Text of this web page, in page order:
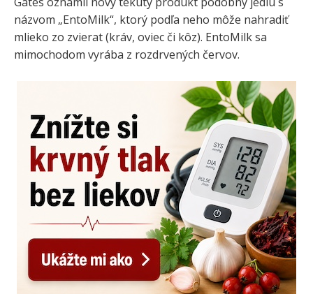
názvom „EntoMilk“, ktorý podľa neho môže nahradiť
mlieko zo zvierat (kráv, oviec či kôz). EntoMilk sa
mimochodom vyrába z rozdrvených červov.